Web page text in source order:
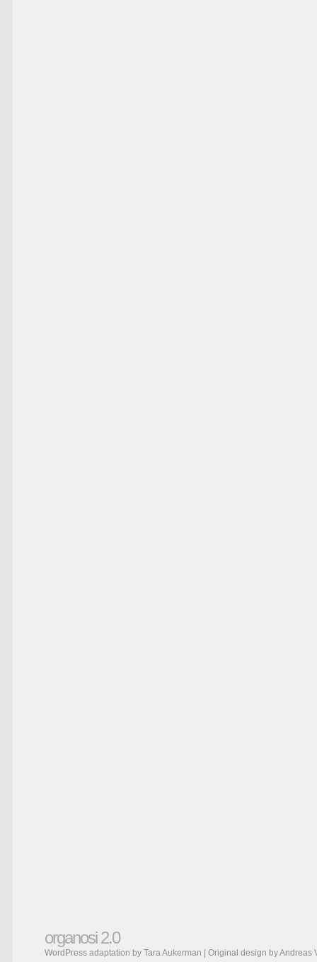
organosi 2.0
WordPress adaptation by Tara Aukerman | Original design byAndreas